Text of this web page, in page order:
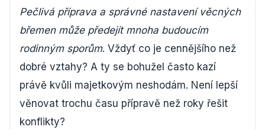
Pečlivá příprava a správné nastavení věcných
břemen může předejít mnoha budoucím
rodinným sporům. Vždyť co je cennějšího než
dobré vztahy? A ty se bohužel často kazí
právě kvůli majetkovým neshodám. Není lepší
věnovat trochu času přípravě než roky řešit
konflikty?